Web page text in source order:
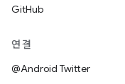
GitHub
연결
@Android Twitter